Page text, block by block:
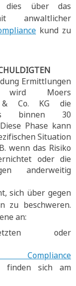
dies über das
anwaltlicher
kund zu
Ermittlungen
wird Moers
& Co. KG die
binnen 30
Phase kann
Situation
wenn das Risiko
oder die
anderweitig
sich über gegen
zu beschweren.
an:
oder
Compliance
finden sich am